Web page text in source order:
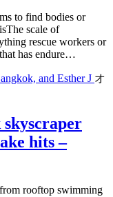
to find bodies or
scale of
rescue workers or
has endure…
and Esther J オ
hits –
rooftop swimming